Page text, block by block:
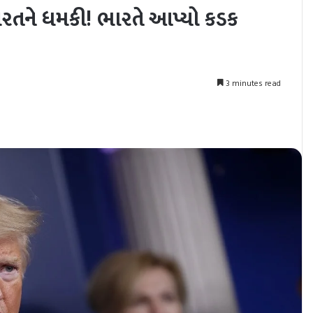
ધમકી! ભારતે આપ્યો કડક
3 minutes read